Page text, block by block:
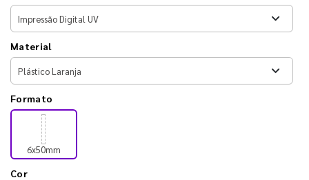
Material
Formato
6x50mm
Cor